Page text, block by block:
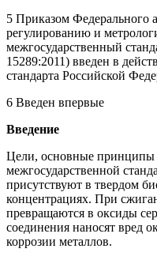
5 Приказом Федерального
регулированию и
межгосударственный
15289:2011) введен в
стандарта Российской
6 Введен впервые
Введение
Цели, основные принципы
межгосударственной
присутствуют в твердом
концентрациях. При
превращаются в оксиды
соединения наносят вред
коррозии металлов.